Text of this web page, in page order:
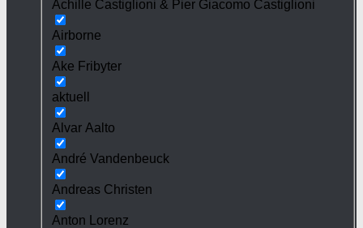
Achille Castiglioni & Pier Giacomo Castiglioni
Airborne
Ake Fribyter
aktuell
Alvar Aalto
André Vandenbeuck
Andreas Christen
Anton Lorenz